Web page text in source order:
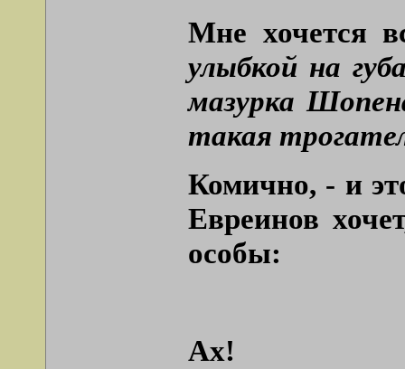
Мне хочется
улыбкой на
мазурка
такая
Комично, - и
Евреинов
особы:
Ах!